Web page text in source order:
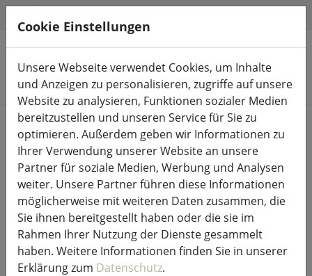
Produkte suchen
Start Lichterketten & Beleuchtung Lichterketten
Kaemingk Lumineo LED
Lichterkette Basic mit Dimmer 120
LED warmweiß außen 9 m schwarz
Cookie Einstellungen
Unsere Webseite verwendet Cookies, um Inhalte
und Anzeigen zu personalisieren, zugriffe auf unsere
Website zu analysieren, Funktionen sozialer Medien
bereitzustellen und unseren Service für Sie zu
optimieren. Außerdem geben wir Informationen zu
Ihrer Verwendung unserer Website an unsere
Partner für soziale Medien, Werbung und Analysen
weiter. Unsere Partner führen diese Informationen
möglicherweise mit weiteren Daten zusammen, die
Sie ihnen bereitgestellt haben oder die sie im
Rahmen Ihrer Nutzung der Dienste gesammelt
haben. Weitere Informationen finden Sie in unserer
Erklärung zum Datenschutz.